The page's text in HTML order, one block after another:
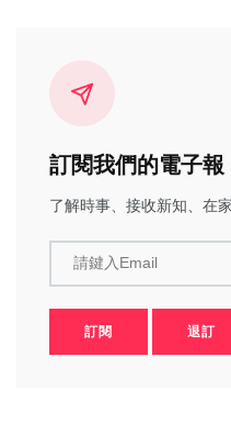
訂閱我們的電子報
了解時事、接收新知、在
請鍵入Email
訂閱 退訂